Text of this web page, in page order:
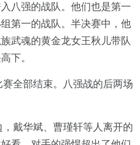
八强的战队。他们也是第一
第一的战队。半决赛中，他
武魂的黄金龙女王秋儿带队
下。
全部结束。八强战的后两场
戴华斌、曹瑾轩等人离开的